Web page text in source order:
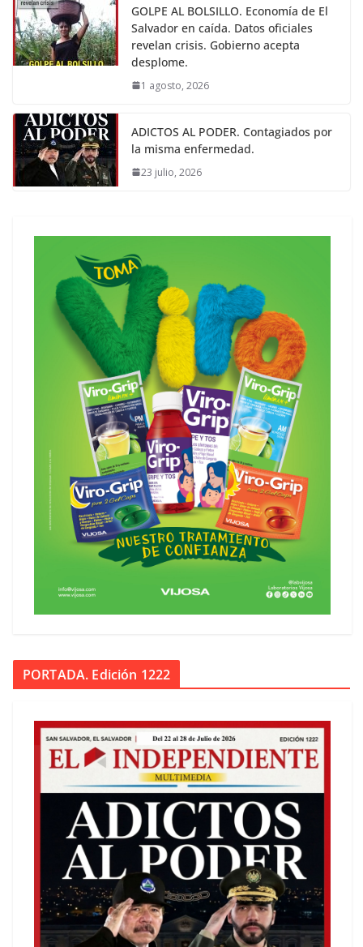
GOLPE AL BOLSILLO. Economía de El
Salvador en caída. Datos oficiales
revelan crisis. Gobierno acepta
desplome.
1 agosto, 2026
ADICTOS AL PODER. Contagiados por
la misma enfermedad.
23 julio, 2026
PORTADA. Edición 1222